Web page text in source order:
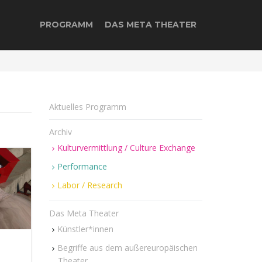
PROGRAMM DAS META THEATER
Aktuelles Programm
Archiv
Kulturvermittlung / Culture Exchange
Performance
Labor / Research
Das Meta Theater
Künstler*innen
Begriffe aus dem außereuropäischen